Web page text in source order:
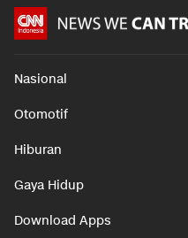
Nasional
Otomotif
Hiburan
Gaya Hidup
Download Apps